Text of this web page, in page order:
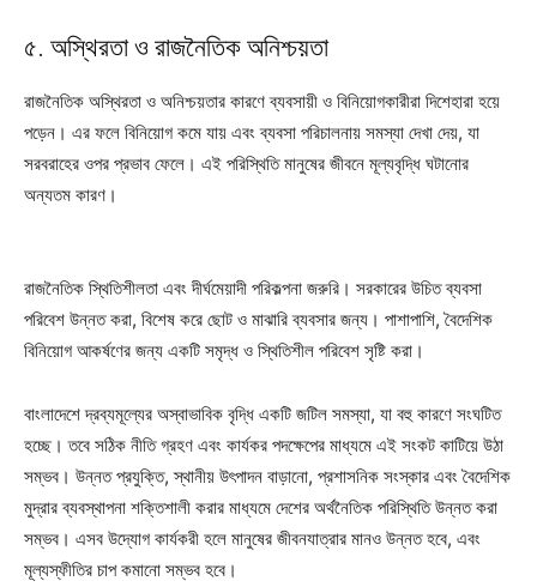
৫. অস্থিরতা ও রাজনৈতিক অনিশ্চয়তা
রাজনৈতিক অস্থিরতা ও অনিশ্চয়তার কারণে ব্যবসায়ী ও বিনিয়োগকারীরা দিশেহারা হয়ে
পড়েন। এর ফলে বিনিয়োগ কমে যায় এবং ব্যবসা পরিচালনায় সমস্যা দেখা দেয়, যা
সরবরাহের ওপর প্রভাব ফেলে। এই পরিস্থিতি মানুষের জীবনে মূল্যবৃদ্ধি ঘটানোর
অন্যতম কারণ।
রাজনৈতিক স্থিতিশীলতা এবং দীর্ঘমেয়াদী পরিকল্পনা জরুরি। সরকারের উচিত ব্যবসা
পরিবেশ উন্নত করা, বিশেষ করে ছোট ও মাঝারি ব্যবসার জন্য। পাশাপাশি, বৈদেশিক
বিনিয়োগ আকর্ষণের জন্য একটি সমৃদ্ধ ও স্থিতিশীল পরিবেশ সৃষ্টি করা।
বাংলাদেশে দ্রব্যমূল্যের অস্বাভাবিক বৃদ্ধি একটি জটিল সমস্যা, যা বহু কারণে সংঘটিত
হচ্ছে। তবে সঠিক নীতি গ্রহণ এবং কার্যকর পদক্ষেপের মাধ্যমে এই সংকট কাটিয়ে উঠা
সম্ভব। উন্নত প্রযুক্তি, স্থানীয় উৎপাদন বাড়ানো, প্রশাসনিক সংস্কার এবং বৈদেশিক
মুদ্রার ব্যবস্থাপনা শক্তিশালী করার মাধ্যমে দেশের অর্থনৈতিক পরিস্থিতি উন্নত করা
সম্ভব। এসব উদ্যোগ কার্যকরী হলে মানুষের জীবনযাত্রার মানও উন্নত হবে, এবং
মূল্যস্ফীতির চাপ কমানো সম্ভব হবে।